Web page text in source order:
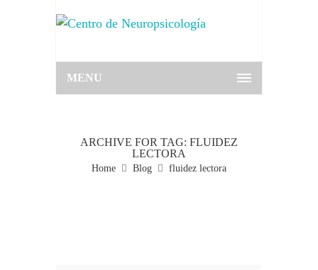
MENU
ARCHIVE FOR TAG: FLUIDEZ
LECTORA
Home Blog fluidez lectora